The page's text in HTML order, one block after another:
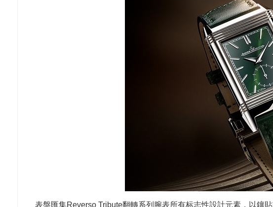
表盤匯集Reverso Tribute翻轉系列腕表所有标志性設計元素，以鑲